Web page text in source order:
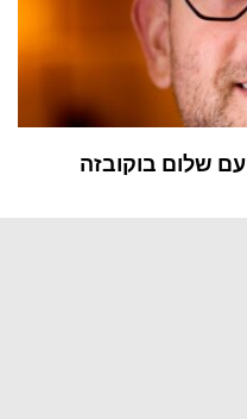
שלום בוקובזה